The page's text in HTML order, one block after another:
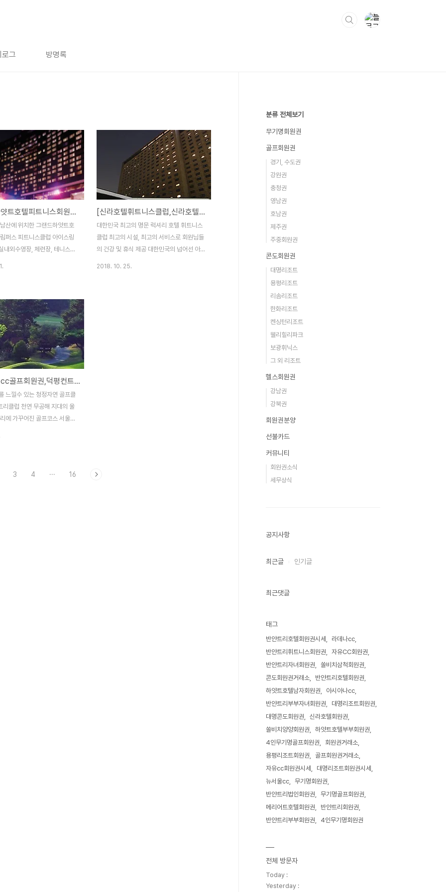
로그 방명록
[그랜드하얏트호텔피트니스회원권,그랜드하얏트호텔여자회원권] 매매시세 안내입니다.
산에 위치한 그랜드하얏트호
퍼스 피트니스클럽 아이스링
내외수영장, 체련장, 테니스장
[신라호텔휘트니스클럽,신라호텔헬스회원권] 매매시세 안내입니다.
대한민국 최고의 명문 럭셔리 호텔 휘트니스
클럽 최고의 시설, 최고의 서비스로 회원님들
의 건강 및 휴식 제공 대한민국의 넘어선 아
2018. 10. 25.
[덕평힐뷰cc골프회원권,덕평컨트리클럽회원권] 매물안내입니다.
느낄수 있는 청정자연 골프클
리클럽 천연 무공해 지대의 울
에 가꾸어진 골프코스 서울
3 4 ··· 16
분류 전체보기
무기명회원권
골프회원권
경기, 수도권
강원권
충청권
영남권
호남권
제주권
주중회원권
콘도회원권
대명리조트
용평리조트
리솜리조트
한화리조트
켄싱턴리조트
웰리힐리파크
보광휘닉스
그 외 리조트
헬스회원권
강남권
강북권
회원권분양
선불카드
커뮤니티
회원권소식
세무상식
공지사항
최근글 인기글
최근댓글
태그
반얀트리호텔회원권시세
라데나cc
반얀트리휘트니스회원권
자유CC회원권
반얀트리자녀회원권
쏠비치삼척회원권
콘도회원권거래소
반얀트리호텔회원권
하얏트호텔남자회원권
아시아나cc
반얀트리부부자녀회원권
대명리조트회원권
대명콘도회원권
신라호텔회원권
쏠비치양양회원권
하얏트호텔부부회원권
4인무기명골프회원권
회원권거래소
용평리조트회원권
골프회원권거래소
자유cc회원권시세
대명리조트회원권시세
뉴서울cc
무기명회원권
반얀트리법인회원권
무기명골프회원권
메리어트호텔회원권
반얀트리회원권
반얀트리부부회원권
4인무기명회원권
전체 방문자
Today :
Yesterday :